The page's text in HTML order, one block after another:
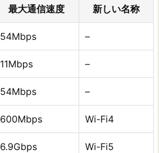
最大通信速度 新しい名称
54Mbps –
11Mbps –
54Mbps –
600Mbps Wi-Fi4
6.9Gbps Wi-Fi5